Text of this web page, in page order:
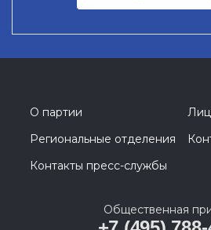
О партии
Региональные отделения
Контакты пресс-службы
Общественная